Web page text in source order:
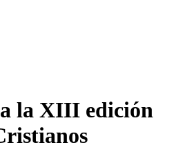
la XIII edición